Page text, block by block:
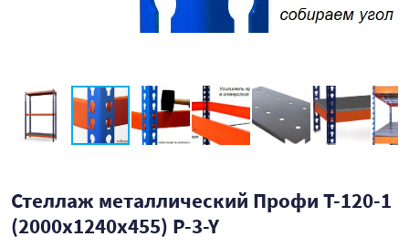
Стеллаж металлический Профи Т-120-1
(2000x1240x455) P-3-Y